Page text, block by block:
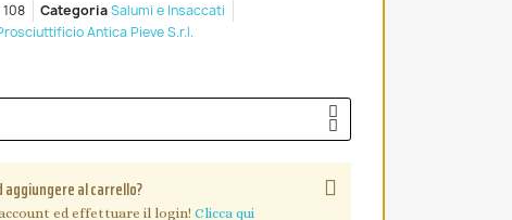
108 CategoriaSalumi e Insaccati
Antica Pieve S.r.l.
aggiungere al carrello?
ed effettuare il login! Clicca qui